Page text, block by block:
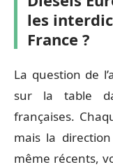
les
France ?
La question de
sur la table
françaises.
mais la
même récents,